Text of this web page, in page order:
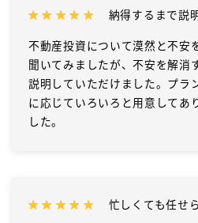
納得するまで説
不動産投資について漠然と不安
聞いてみましたが、不安を解消
説明していただけました。プラ
に応じていろいろと用意してあ
した。
忙しくても任せ